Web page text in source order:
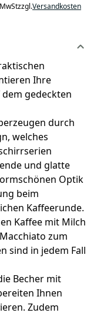
zzgl.Versandkosten
Ihre
gedeckten
durch
welches
und glatte
Optik
beim
Kaffeerunde.
Kaffee mit Milch
zum
sind in jedem Fall
Becher mit
Ihnen
Zudem